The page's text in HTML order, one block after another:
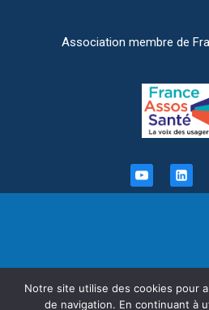
Association membre de
Informations
Notre site utilise des cookies pour
de navigation. En continuant à